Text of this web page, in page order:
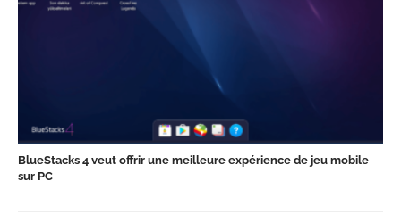
BlueStacks 4 veut offrir une meilleure expérience de jeu mobile
sur PC